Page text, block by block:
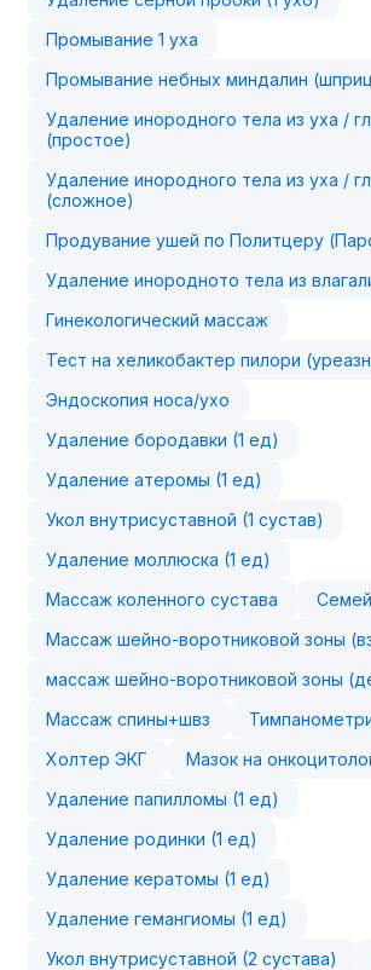
Промывание 1 уха
Промывание небных миндалин
Удаление инородного тела из уха /
(простое)
Удаление инородного тела из уха /
(сложное)
Продувание ушей по Политцеру
Удаление инородното тела из
Гинекологический массаж
Тест на хеликобактер пилори
Эндоскопия носа/ухо
Удаление бородавки (1 ед)
Удаление атеромы (1 ед)
Укол внутрисуставной (1 сустав)
Удаление моллюска (1 ед)
Массаж коленного сустава
Массаж шейно-воротниковой зоны
массаж шейно-воротниковой зоны
Массаж спины+швз
Холтер ЭКГ
Мазок на
Удаление папилломы (1 ед)
Удаление родинки (1 ед)
Удаление кератомы (1 ед)
Удаление гемангиомы (1 ед)
Укол внутрисуставной (2 сустава)